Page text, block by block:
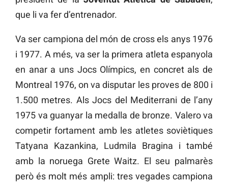
que li va fer d’entrenador.
Va ser campiona del món de cross els anys 1976
i 1977. A més, va ser la primera atleta espanyola
en anar a uns Jocs Olímpics, en concret als de
Montreal 1976, on va disputar les proves de 800 i
1.500 metres. Als Jocs del Mediterrani de l’any
1975 va guanyar la medalla de bronze. Valero va
competir fortament amb les atletes soviètiques
Tatyana Kazankina, Ludmila Bragina i també
amb la noruega Grete Waitz. El seu palmarès
però és molt més ampli: tres vegades campiona